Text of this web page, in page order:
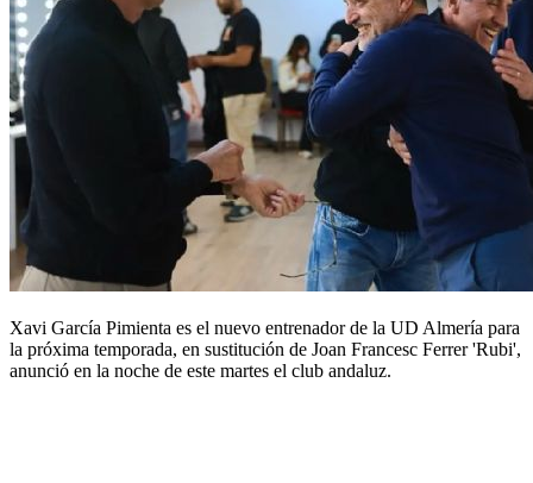
Xavi García Pimienta es el nuevo entrenador de la UD Almería para
la próxima temporada, en sustitución de Joan Francesc Ferrer 'Rubi',
anunció en la noche de este martes el club andaluz.